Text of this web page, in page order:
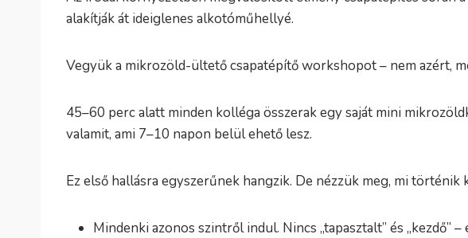
alakítják át ideiglenes alkotóműhellyé.
Vegyük a mikrozöld-ültető csapatépítő workshopot – nem azért,
45–60 perc alatt minden kolléga összerak egy saját mini
valamit, ami 7–10 napon belül ehető lesz.
Ez első hallásra egyszerűnek hangzik. De nézzük meg, mi történik
Mindenki azonos szintről indul. Nincs „tapasztalt” és „kezdő”